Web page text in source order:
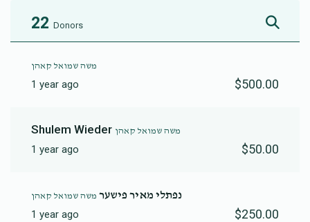
22 Donors
משה שמואל קאהן
1 year ago $500.00
Shulem Wieder משה שמואל קאהן
1 year ago $50.00
נפתלי מאיר פישער משה שמואל קאהן
1 year ago $250.00